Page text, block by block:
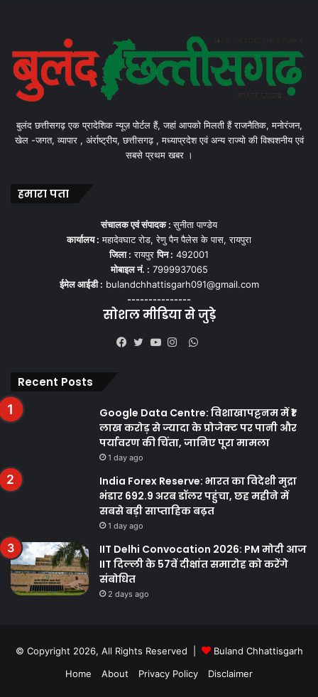
बुलंद छत्तीसगढ़ एक प्रादेशिक न्यूज़ पोर्टल हैं, जहां आपको मिलती हैं राजनैतिक, मनोरंजन,
खेल -जगत, व्यापार , अंर्राष्ट्रीय, छत्तीसगढ़ , मध्याप्रदेश एवं अन्य राज्यो की विश्वशनीय एवं
सबसे प्रथम खबर ।
हमारा पता
संचालक एवं संपादक :सुनीता पाण्डेय
कार्यालय : महादेवघाट रोड, रेणु पैन पैलेस के पास, रायपुरा
जिला : रायपुरपिन : 492001
मोबाइल नं. : 7999937065
ईमेल आईडी : bulandchhattisgarh091@gmail.com
---------------
सोशल मीडिया से जुड़े
WhatsApp
Recent Posts
Google Data Centre: विशाखापट्टनम में ₹1
लाख करोड़ से ज्यादा के प्रोजेक्ट पर पानी और
पर्यावरण की चिंता, जानिए पूरा मामला
1 day ago
India Forex Reserve: भारत का विदेशी मुद्रा
भंडार 692.9 अरब डॉलर पहुंचा, छह महीने में
सबसे बड़ी साप्ताहिक बढ़त
1 day ago
IIT Delhi Convocation 2026: PM मोदी आज
IIT दिल्ली के 57वें दीक्षांत समारोह को करेंगे
संबोधित
2 days ago
© Copyright 2026, All Rights Reserved |
Buland Chhattisgarh
Home
About Privacy Policy Disclaimer